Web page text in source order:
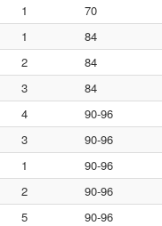
1
70
1
84
2
84
3
84
4
90-96
3
90-96
1
90-96
2
90-96
5
90-96